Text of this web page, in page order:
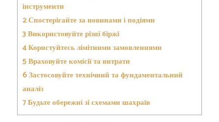
інструменти
2Спостерігайте за новинами і подіями
3Використовуйте різні біржі
4Користуйтесь лімітними замовленнями
5Враховуйте комісії та витрати
6Застосовуйте технічний та фундаментальний
аналіз
7Будьте обережні зі схемами шахраїв